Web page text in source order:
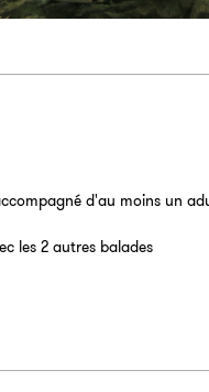
d'au moins un
les 2 autres balades